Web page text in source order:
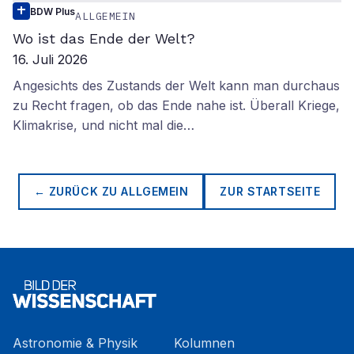
BDW PlusALLGEMEIN
Wo ist das Ende der Welt?
16. Juli 2026
Angesichts des Zustands der Welt kann man durchaus
zu Recht fragen, ob das Ende nahe ist. Überall Kriege,
Klimakrise, und nicht mal die…
← ZURÜCK ZUALLGEMEIN ZUR STARTSEITE
Astronomie & Physik
Kolumnen